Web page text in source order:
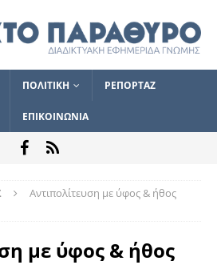
ΠΟΛΙΤΙΚΗ ΡΕΠΟΡΤΑΖ
ΕΠΙΚΟΙΝΩΝΙΑ
Αντιπολίτευση με ύφος & ήθος
με ύφος & ήθος